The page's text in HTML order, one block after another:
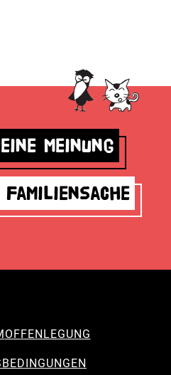
Meinung
OFFENLEGUNG